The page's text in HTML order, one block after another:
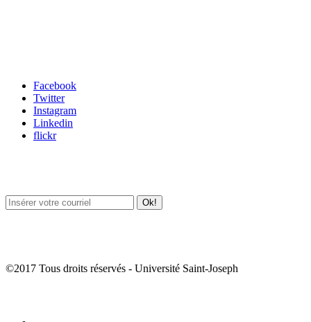
Facebook
Twitter
Instagram
Linkedin
flickr
©2017 Tous droits réservés - Université Saint-Joseph